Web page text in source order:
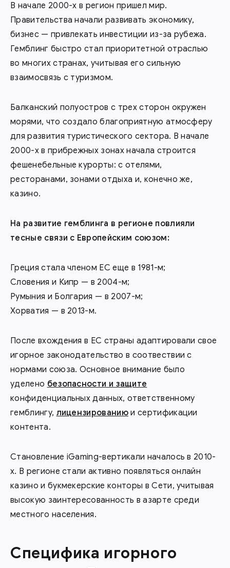
В начале 2000-х в регион пришел мир.
Правительства начали развивать экономику,
бизнес — привлекать инвестиции из-за рубежа.
Гемблинг быстро стал приоритетной отраслью
во многих странах, учитывая его сильную
взаимосвязь с туризмом.
Балканский полуостров с трех сторон окружен
морями, что создало благоприятную атмосферу
для развития туристического сектора. В начале
2000-х в прибрежных зонах начала строится
фешенебельные курорты: с отелями,
ресторанами, зонами отдыха и, конечно же,
казино.
На развитие гемблинга в регионе повлияли
тесные связи с Европейским союзом:
Греция стала членом ЕС еще в 1981-м;
Словения и Кипр — в 2004-м;
Румыния и Болгария — в 2007-м;
Хорватия — в 2013-м.
После вхождения в ЕС страны адаптировали свое
игорное законодательство в соотвествии с
нормами союза. Основное внимание было
уделено безопасности и защите
конфиденциальных данных, ответственному
гемблингу, лицензированию и сертификации
контента.
Становление iGaming-вертикали началось в 2010-
х. В регионе стали активно появляться онлайн
казино и букмекерские конторы в Сети, учитывая
высокую заинтересованность в азарте среди
местного населения.
Специфика игорного